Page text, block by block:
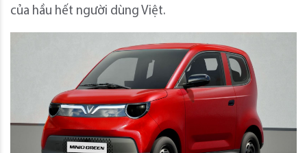
của hầu hết người dùng Việt.